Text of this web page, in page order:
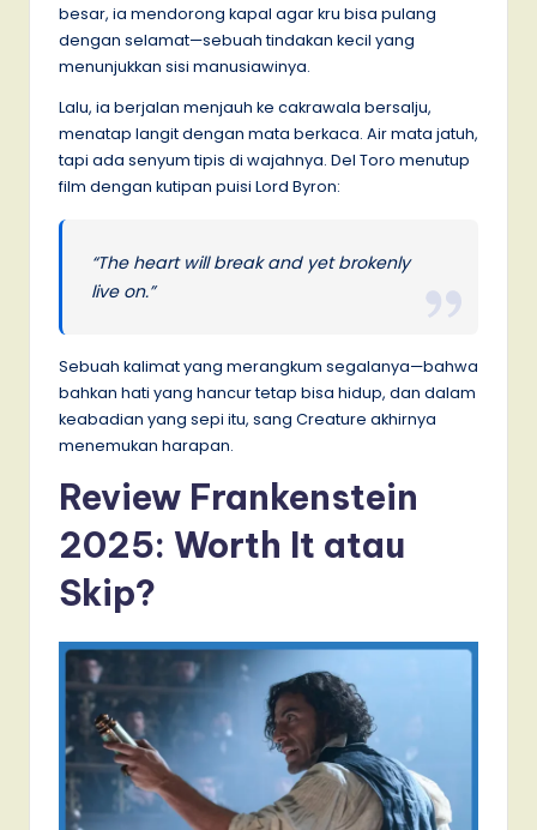
besar, ia mendorong kapal agar kru bisa pulang
dengan selamat—sebuah tindakan kecil yang
menunjukkan sisi manusiawinya.
Lalu, ia berjalan menjauh ke cakrawala bersalju,
menatap langit dengan mata berkaca. Air mata jatuh,
tapi ada senyum tipis di wajahnya. Del Toro menutup
film dengan kutipan puisi Lord Byron:
“The heart will break and yet brokenly
live on.”
Sebuah kalimat yang merangkum segalanya—bahwa
bahkan hati yang hancur tetap bisa hidup, dan dalam
keabadian yang sepi itu, sang Creature akhirnya
menemukan harapan.
Review Frankenstein
2025: Worth It atau
Skip?